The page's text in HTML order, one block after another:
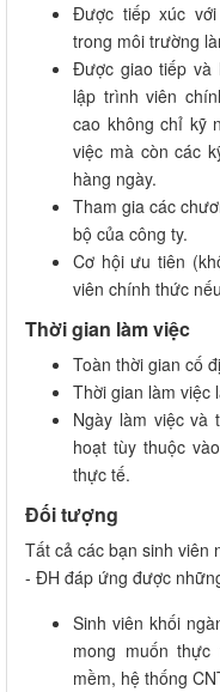
Được tiếp xúc
trong môi trường
Được giao tiếp và
lập trình viên
cao không chỉ kỹ
việc mà còn các
hàng ngày.
Tham gia các
bộ của công ty.
Cơ hội ưu tiên
viên chính thức
Thời gian làm việc
Toàn thời gian cố
Thời gian làm việc
Ngày làm việc và
hoạt tùy thuộc
thực tế.
Đối tượng
Tất cả các bạn sinh viên
- ĐH đáp ứng được
Sinh viên khối
mong muốn
mềm, hệ thống